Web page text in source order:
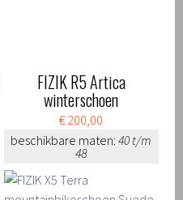
FIZIK R5 Artica
winterschoen
€ 200,00
beschikbare maten: 40 t/m
48